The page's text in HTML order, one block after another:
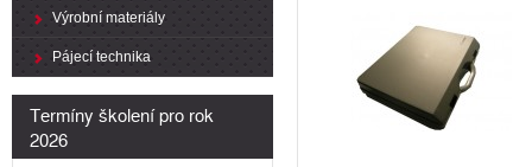
Výrobní materiály
Pájecí technika
Termíny školení pro rok
2026